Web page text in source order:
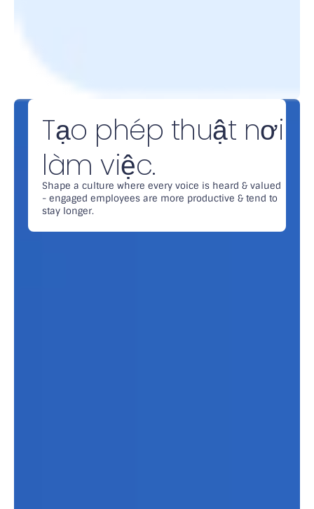
Tạo phép thuật nơi
làm việc.
Shape a culture where every voice is heard & valued
- engaged employees are more productive & tend to
stay longer.